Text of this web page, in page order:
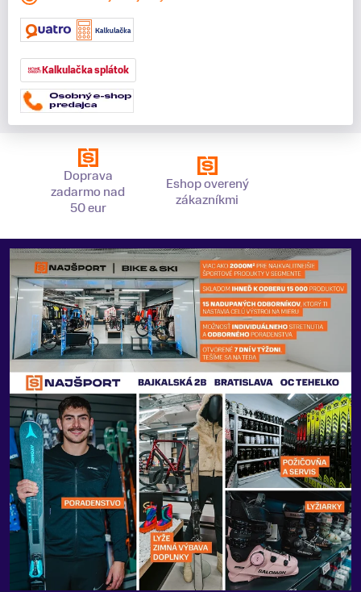
Kalkulačka splátok
Doprava
zadarmo nad
50 eur
Eshop overený
zákazníkmi